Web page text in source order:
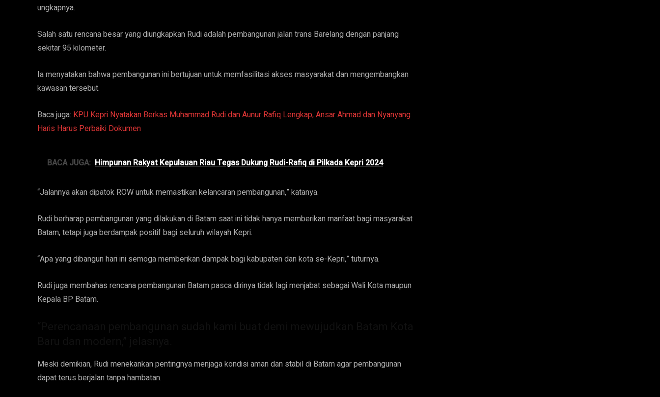
ungkapnya.
Salah satu rencana besar yang diungkapkan Rudi adalah pembangunan jalan trans Barelang dengan panjang
sekitar 95 kilometer.
Ia menyatakan bahwa pembangunan ini bertujuan untuk memfasilitasi akses masyarakat dan mengembangkan
kawasan tersebut.
Baca juga: KPU Kepri Nyatakan Berkas Muhammad Rudi dan Aunur Rafiq Lengkap, Ansar Ahmad dan Nyanyang
Haris Harus Perbaiki Dokumen
BACA JUGA: Himpunan Rakyat Kepulauan Riau Tegas Dukung Rudi-Rafiq di Pilkada Kepri 2024
“Jalannya akan dipatok ROW untuk memastikan kelancaran pembangunan,” katanya.
Rudi berharap pembangunan yang dilakukan di Batam saat ini tidak hanya memberikan manfaat bagi masyarakat
Batam, tetapi juga berdampak positif bagi seluruh wilayah Kepri.
“Apa yang dibangun hari ini semoga memberikan dampak bagi kabupaten dan kota se-Kepri,” tuturnya.
Rudi juga membahas rencana pembangunan Batam pasca dirinya tidak lagi menjabat sebagai Wali Kota maupun
Kepala BP Batam.
Meski demikian, Rudi menekankan pentingnya menjaga kondisi aman dan stabil di Batam agar pembangunan
dapat terus berjalan tanpa hambatan.